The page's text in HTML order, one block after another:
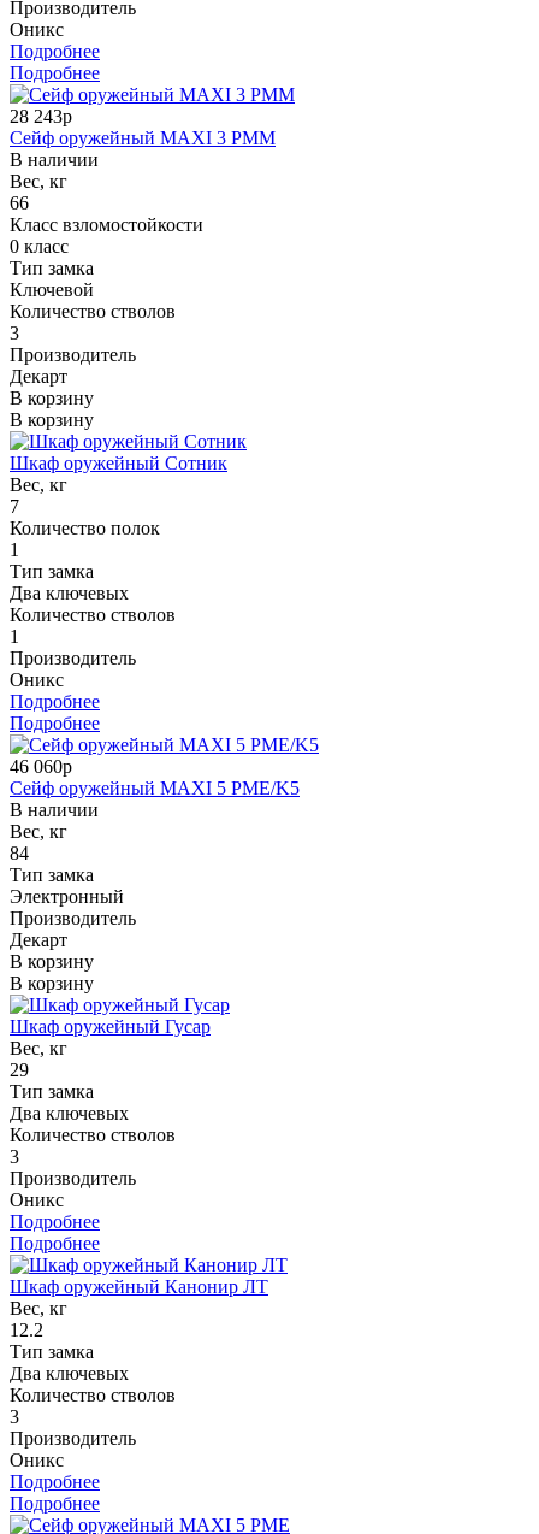
Производитель
Оникс
Подробнее
Подробнее
28 243р
Сейф оружейный MAXI 3 PMM
В наличии
Вес, кг
66
Класс взломостойкости
0 класс
Тип замка
Ключевой
Количество стволов
3
Производитель
Декарт
В корзину
В корзину
Шкаф оружейный Сотник
Вес, кг
7
Количество полок
1
Тип замка
Два ключевых
Количество стволов
1
Производитель
Оникс
Подробнее
Подробнее
46 060р
Сейф оружейный MAXI 5 PME/K5
В наличии
Вес, кг
84
Тип замка
Электронный
Производитель
Декарт
В корзину
В корзину
Шкаф оружейный Гусар
Вес, кг
29
Тип замка
Два ключевых
Количество стволов
3
Производитель
Оникс
Подробнее
Подробнее
Шкаф оружейный Канонир ЛТ
Вес, кг
12.2
Тип замка
Два ключевых
Количество стволов
3
Производитель
Оникс
Подробнее
Подробнее